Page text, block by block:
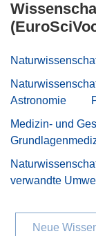
Astronomie
Medizin- und
verwandte
Neue